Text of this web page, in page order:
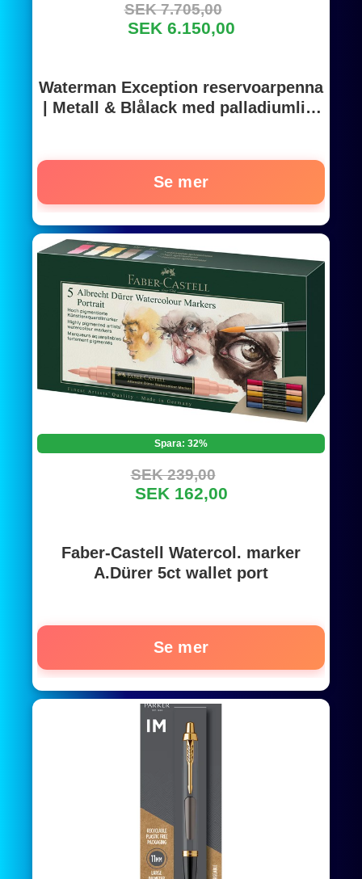
SEK 7.705,00
SEK 6.150,00
Waterman Exception reservoarpenna
| Metall & Blålack med palladiumlist
Se mer
Spara: 32%
SEK 239,00
SEK 162,00
Faber-Castell Watercol. marker
A.Dürer 5ct wallet port
Se mer